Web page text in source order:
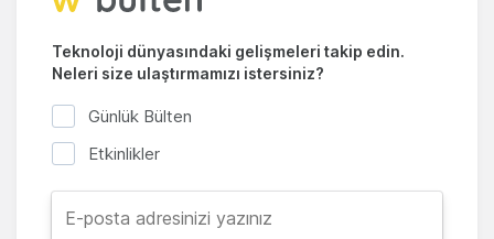
Teknoloji dünyasındaki gelişmeleri takip edin.
Neleri size ulaştırmamızı istersiniz?
Günlük Bülten
Etkinlikler